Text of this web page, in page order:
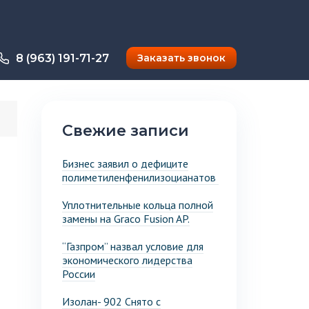
8 (963) 191-71-27 Заказать звонок
Свежие записи
Бизнес заявил о дефиците
полиметиленфенилизоцианатов
Уплотнительные кольца полной
замены на Graco Fusion AP.
“Газпром” назвал условие для
экономического лидерства
России
Изолан- 902 Снято с